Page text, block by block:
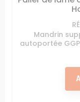
Mandrin
autoportée